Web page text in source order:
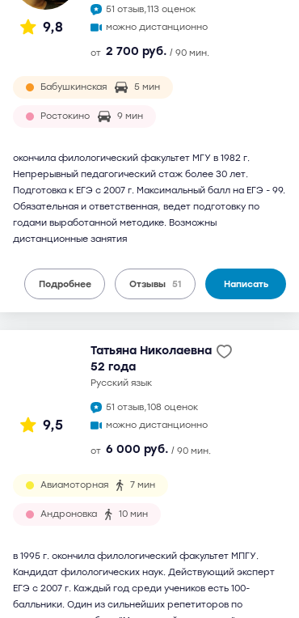
9,8
51 отзыв,113 оценок
можно дистанционно
от 2 700 руб. / 90 мин.
Бабушкинская 5 мин
Ростокино 9 мин
окончила филологический факультет МГУ в 1982 г.
Непрерывный педагогический стаж более 30 лет.
Подготовка к ЕГЭ с 2007 г. Максимальный балл на ЕГЭ - 99.
Обязательная и ответственная, ведет подготовку по
годами выработанной методике. Возможны
дистанционные занятия
Подробнее Отзывы 51 Написать
9,5
Татьяна Николаевна
52 года
русский язык
51 отзыв,108 оценок
можно дистанционно
от 6 000 руб. / 90 мин.
Авиамоторная 7 мин
Андроновка 10 мин
в 1995 г. окончила филологический факультет МПГУ.
Кандидат филологических наук. Действующий эксперт
ЕГЭ с 2007 г. Каждый год среди учеников есть 100-
балльники. Один из сильнейших репетиторов по